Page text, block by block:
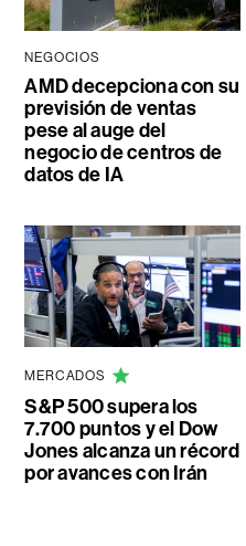
NEGOCIOS
AMD decepciona con su
previsión de ventas
pese al auge del
negocio de centros de
datos de IA
MERCADOS
S&P 500 supera los
7.700 puntos y el Dow
Jones alcanza un récord
por avances con Irán